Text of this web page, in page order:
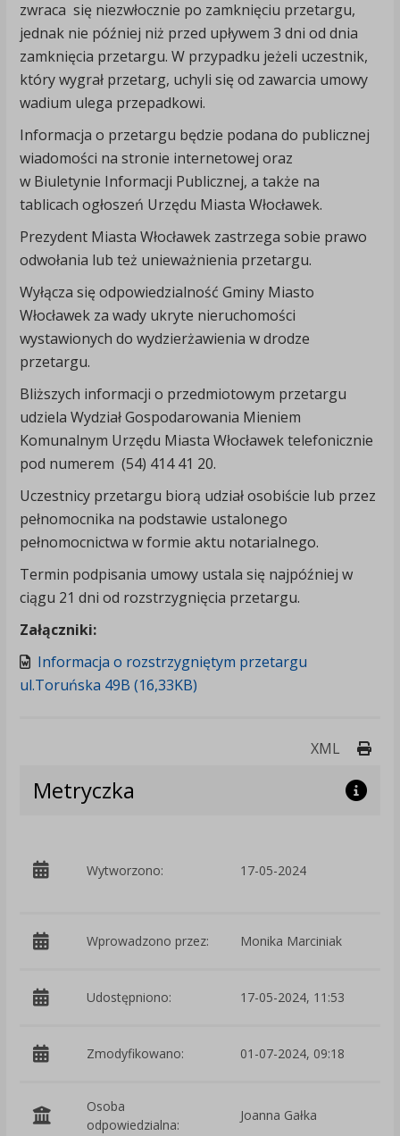
zwraca się niezwłocznie po zamknięciu przetargu,
jednak nie później niż przed upływem 3 dni od dnia
zamknięcia przetargu. W przypadku jeżeli uczestnik,
który wygrał przetarg, uchyli się od zawarcia umowy
wadium ulega przepadkowi.
Informacja o przetargu będzie podana do publicznej
wiadomości na stronie internetowej oraz
w Biuletynie Informacji Publicznej, a także na
tablicach ogłoszeń Urzędu Miasta Włocławek.
Prezydent Miasta Włocławek zastrzega sobie prawo
odwołania lub też unieważnienia przetargu.
Wyłącza się odpowiedzialność Gminy Miasto
Włocławek za wady ukryte nieruchomości
wystawionych do wydzierżawienia w drodze
przetargu.
Bliższych informacji o przedmiotowym przetargu
udziela Wydział Gospodarowania Mieniem
Komunalnym Urzędu Miasta Włocławek telefonicznie
pod numerem (54) 414 41 20.
Uczestnicy przetargu biorą udział osobiście lub przez
pełnomocnika na podstawie ustalonego
pełnomocnictwa w formie aktu notarialnego.
Termin podpisania umowy ustala się najpóźniej w
ciągu 21 dni od rozstrzygnięcia przetargu.
Załączniki:
Informacja o rozstrzygniętym przetargu
ul.Toruńska 49B (16,33KB)
XML
Metryczka
Wytworzono: 17-05-2024
Wprowadzono przez: Monika Marciniak
Udostępniono: 17-05-2024, 11:53
Zmodyfikowano: 01-07-2024, 09:18
Osoba
odpowiedzialna:
Joanna Gałka